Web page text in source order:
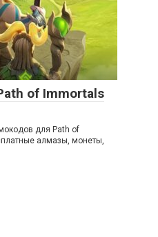
of Immortals
для Path of
алмазы, монеты,